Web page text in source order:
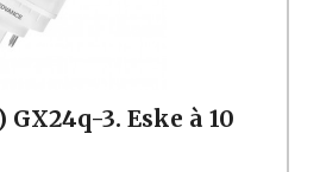
GX24q-3. Eske à 10